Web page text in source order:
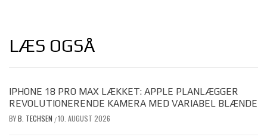
LÆS OGSÅ
IPHONE 18 PRO MAX LÆKKET: APPLE PLANLÆGGER
REVOLUTIONERENDE KAMERA MED VARIABEL BLÆNDE
BYB. TECHSEN /10. AUGUST 2026